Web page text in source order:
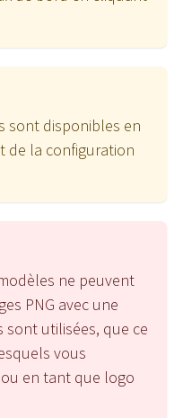
sont disponibles en
de la configuration
ne peuvent
PNG avec une
utilisées, que ce
vous
en tant que logo